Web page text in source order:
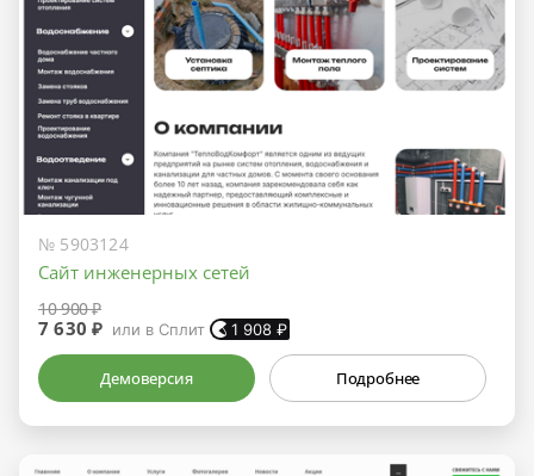
№ 5903124
Сайт инженерных сетей
10 900 ₽
7 630 ₽ или в Сплит 1 908 ₽
Демоверсия Подробнее